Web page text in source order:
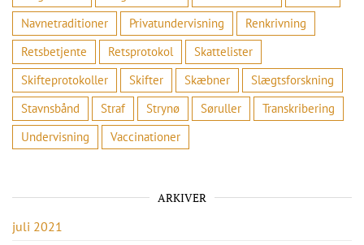
Navnetraditioner
Privatundervisning
Renkrivning
Retsbetjente
Retsprotokol
Skattelister
Skifteprotokoller
Skifter Skæbner
Slægtsforskning
Stavnsbånd
Straf Strynø Søruller
Transkribering
Undervisning
Vaccinationer
ARKIVER
juli 2021